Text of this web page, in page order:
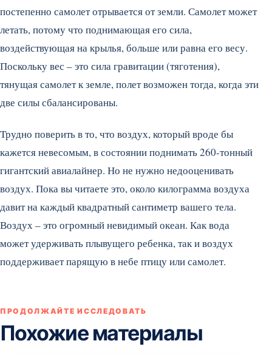
постепенно самолет отрывается от земли. Самолет может
летать, потому что поднимающая его сила,
воздействующая на крылья, больше или равна его весу.
Поскольку вес – это сила гравитации (тяготения),
тянущая самолет к земле, полет возможен тогда, когда эти
две силы сбалансированы.
Трудно поверить в то, что воздух, который вроде бы
кажется невесомым, в состоянии поднимать 260-тонный
гигантский авиалайнер. Но не нужно недооценивать
воздух. Пока вы читаете это, около килограмма воздуха
давит на каждый квадратный сантиметр вашего тела.
Воздух – это огромный невидимый океан. Как вода
может удерживать плывущего ребенка, так и воздух
поддерживает парящую в небе птицу или самолет.
ПРОДОЛЖАЙТЕ ИССЛЕДОВАТЬ
Похожие материалы